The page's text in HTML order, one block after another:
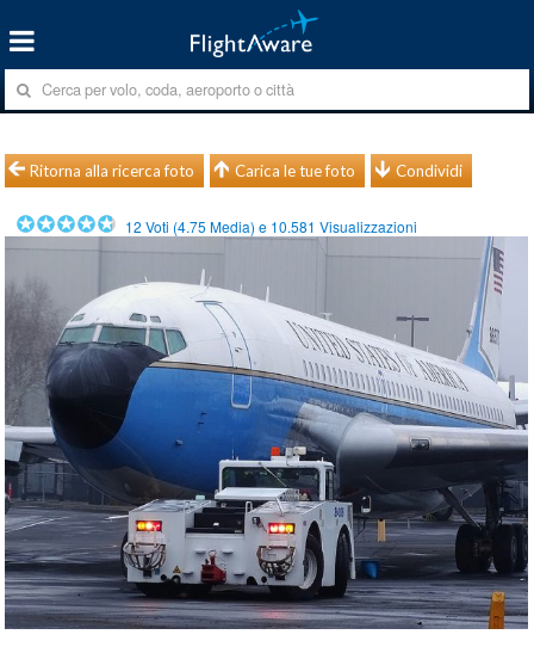
Ritorna alla ricerca foto Carica le tue foto Condividi
12 Voti (4.75 Media) e 10.581 Visualizzazioni